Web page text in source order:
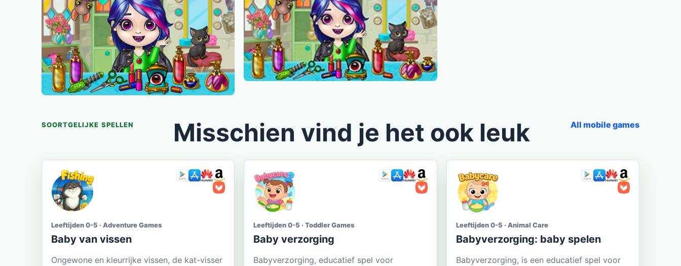
SOORTGELIJKE SPELLEN Misschien vind je het ook leuk All mobile games
Leeftijden 0-5 · Adventure Games
Baby van vissen
Ongewone en kleurrijke vissen, de kat-visser
Leeftijden 0-5 · Toddler Games
Baby verzorging
Babyverzorging, educatief spel voor
Leeftijden 0-5 · Animal Care
Babyverzorging: baby spelen
Babyverzorging, is een educatief spel voor